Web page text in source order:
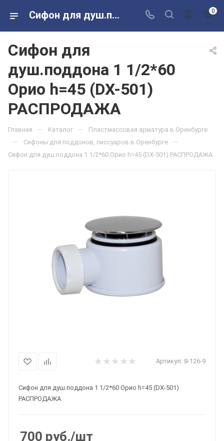
Сифон для душ.поддона 1 1/2*60 Орио h=45 (DX-501) РАСПРОДАЖА в розничных магазинах Сантехторг 0
Сифон для
душ.поддона 1 1/2*60
Орио h=45 (DX-501)
РАСПРОДАЖА
Главная — Каталог — Пластмассовая арматура в Оренбурге
— Сифоны для поддонов, писсуаров в Оренбурге —
Сифон для душ.поддона 1 1/2*60 Орио h=45 (DX-501) РАСПРОДАЖА
Артикул: 8-126-9
Сифон для душ.поддона 1 1/2*60 Орио h=45 (DX-501)
РАСПРОДАЖА
700 руб./шт